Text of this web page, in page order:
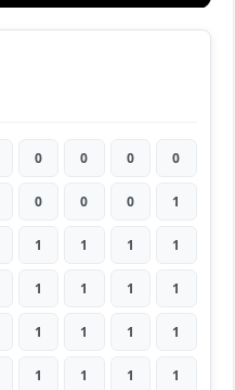
0 0 0 0
0 0 0 1
1 1 1 1
1 1 1 1
1 1 1 1
1 1 1 1